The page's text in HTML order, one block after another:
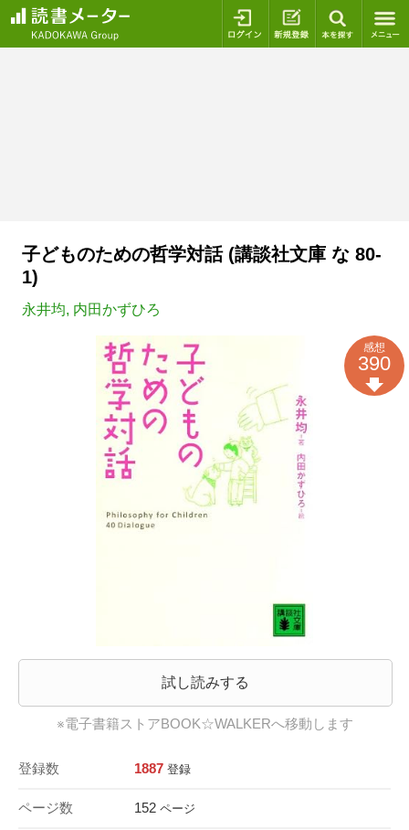
ログイン 新規登録
子どものための哲学対話 (講談社文庫 な 80-
1)
永井均, 内田かずひろ
試し読みする
※電子書籍ストアBOOK☆WALKERへ移動します
登録数 1887 登録
ページ数 152 ページ
感想
390